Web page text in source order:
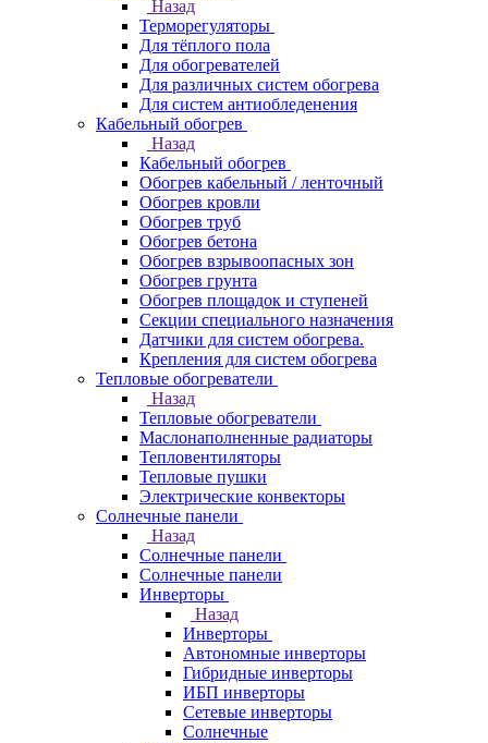
Назад
Терморегуляторы
Для тёплого пола
Для обогревателей
Для различных систем обогрева
Для систем антиобледенения
Кабельный обогрев
Назад
Кабельный обогрев
Обогрев кабельный / ленточный
Обогрев кровли
Обогрев труб
Обогрев бетона
Обогрев взрывоопасных зон
Обогрев грунта
Обогрев площадок и ступеней
Секции специального назначения
Датчики для систем обогрева.
Крепления для систем обогрева
Тепловые обогреватели
Назад
Тепловые обогреватели
Маслонаполненные радиаторы
Тепловентиляторы
Тепловые пушки
Электрические конвекторы
Солнечные панели
Назад
Солнечные панели
Солнечные панели
Инверторы
Назад
Инверторы
Автономные инверторы
Гибридные инверторы
ИБП инверторы
Сетевые инверторы
Солнечные